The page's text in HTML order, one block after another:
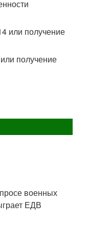
получение
военных
ЕДВ